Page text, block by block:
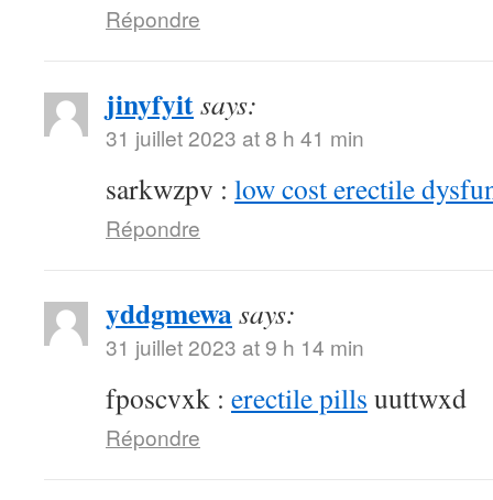
Répondre
jinyfyitsays:
31 juillet 2023 at 8 h 41 min
sarkwzpv : low cost erectile
Répondre
yddgmewasays:
31 juillet 2023 at 9 h 14 min
fposcvxk : erectile pills uuttwxd
Répondre